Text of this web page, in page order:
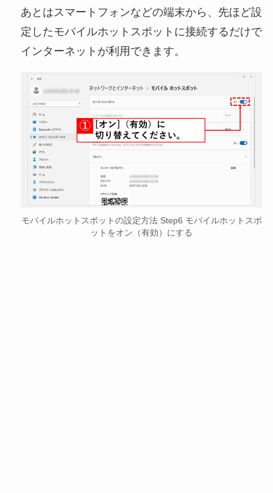
あとはスマートフォンなどの端末から、先ほど設
定したモバイルホットスポットに接続するだけで
インターネットが利用できます。
モバイルホットスポットの設定方法 Step6 モバイルホットスポ
ットをオン（有効）にする